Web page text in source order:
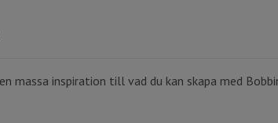
massa inspiration till vad du kan skapa med